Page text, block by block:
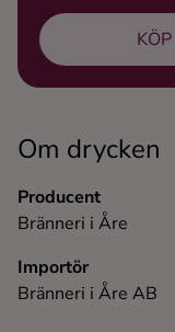
Om drycken
Producent
Bränneri i Åre
Importör
Bränneri i Åre AB